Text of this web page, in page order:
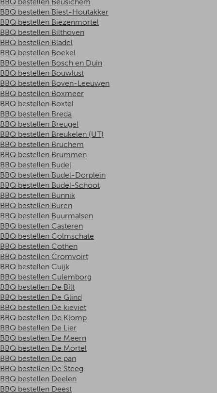
BBQ bestellen Biest-Houtakker
BBQ bestellen Biezenmortel
BBQ bestellen Bilthoven
BBQ bestellen Bladel
BBQ bestellen Boekel
BBQ bestellen Bosch en Duin
BBQ bestellen Bouwlust
BBQ bestellen Boven-Leeuwen
BBQ bestellen Boxmeer
BBQ bestellen Boxtel
BBQ bestellen Breda
BBQ bestellen Breugel
BBQ bestellen Breukelen (UT)
BBQ bestellen Bruchem
BBQ bestellen Brummen
BBQ bestellen Budel
BBQ bestellen Budel-Dorplein
BBQ bestellen Budel-Schoot
BBQ bestellen Bunnik
BBQ bestellen Buren
BBQ bestellen Buurmalsen
BBQ bestellen Casteren
BBQ bestellen Colmschate
BBQ bestellen Cothen
BBQ bestellen Cromvoirt
BBQ bestellen Cuijk
BBQ bestellen Culemborg
BBQ bestellen De Bilt
BBQ bestellen De Glind
BBQ bestellen De kieviet
BBQ bestellen De Klomp
BBQ bestellen De Lier
BBQ bestellen De Meern
BBQ bestellen De Mortel
BBQ bestellen De pan
BBQ bestellen De Steeg
BBQ bestellen Deelen
BBQ bestellen Deest